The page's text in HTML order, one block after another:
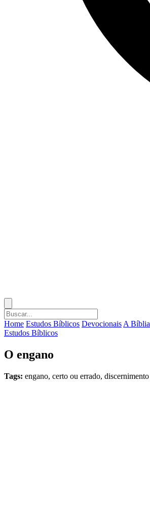
Home Estudos Bíblicos Devocionais A Bíblia
Estudos Bíblicos
O engano
Tags: engano, certo ou errado, discernimento